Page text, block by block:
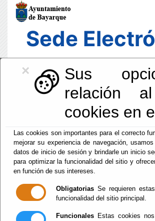
×
Sus
relación
cookies en
Las cookies son importantes para el correcto
mejorar su experiencia de navegación,
datos de inicio de sesión y brindarle un inicio
para optimizar la funcionalidad del sitio y
en función de sus intereses.
Obligatorias Se requieren
funcionalidad del sitio principal.
Funcionales Estas cookies
Sede
Fecha y Hora Oficial
06:05:59